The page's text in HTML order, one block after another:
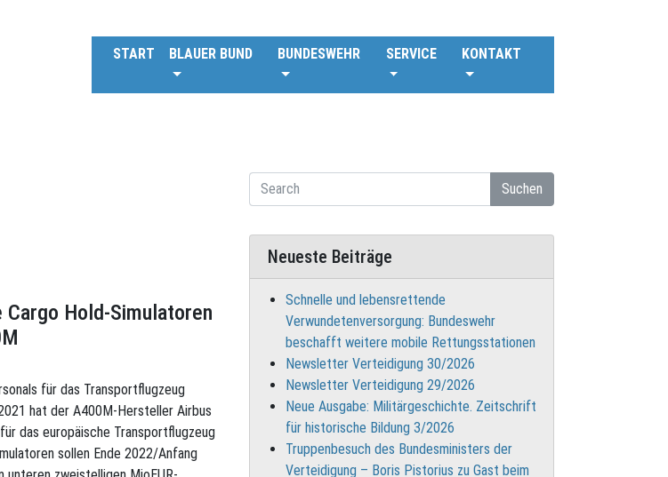
START BLAUER BUND BUNDESWEHR SERVICE KONTAKT
Hold-Simulatoren
für das Transportflugzeug
hat der A400M-Hersteller Airbus
das europäische Transportflugzeug
sollen Ende 2022/Anfang
Suchen
Neueste Beiträge
Schnelle und lebensrettende
Verwundetenversorgung: Bundeswehr
beschafft weitere mobile Rettungsstationen
Newsletter Verteidigung 30/2026
Newsletter Verteidigung 29/2026
Neue Ausgabe: Militärgeschichte. Zeitschrift
für historische Bildung 3/2026
Truppenbesuch des Bundesministers der
Verteidigung – Boris Pistorius zu Gast beim